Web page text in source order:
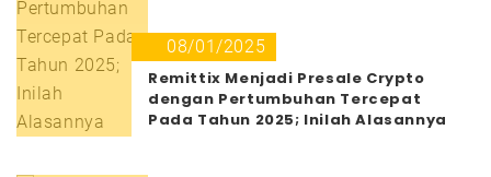
08/01/2025
Remittix Menjadi Presale Crypto
dengan Pertumbuhan Tercepat
Pada Tahun 2025; Inilah Alasannya